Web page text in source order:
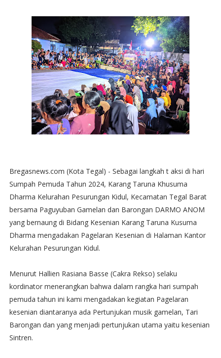
Bregasnews.com (Kota Tegal) - Sebagai langkah t aksi di hari
Sumpah Pemuda Tahun 2024, Karang Taruna Khusuma
Dharma Kelurahan Pesurungan Kidul, Kecamatan Tegal Barat
bersama Paguyuban Gamelan dan Barongan DARMO ANOM
yang bernaung di Bidang Kesenian Karang Taruna Kusuma
Dharma mengadakan Pagelaran Kesenian di Halaman Kantor
Kelurahan Pesurungan Kidul.
Menurut Hallien Rasiana Basse (Cakra Rekso) selaku
kordinator menerangkan bahwa dalam rangka hari sumpah
pemuda tahun ini kami mengadakan kegiatan Pagelaran
kesenian diantaranya ada Pertunjukan musik gamelan, Tari
Barongan dan yang menjadi pertunjukan utama yaitu kesenian
Sintren.